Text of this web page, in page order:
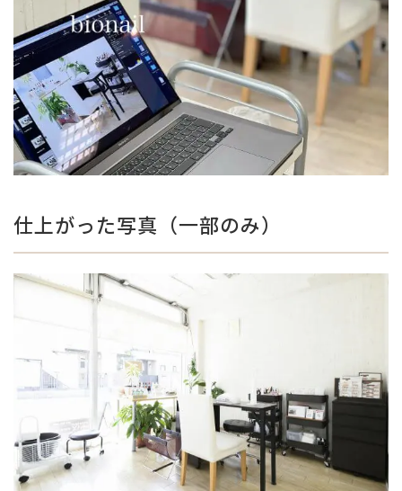
仕上がった写真（一部のみ）